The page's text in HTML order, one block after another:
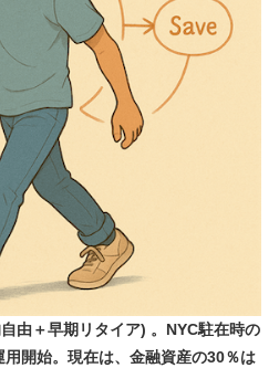
由＋早期リタイア) 。NYC駐在時の
開始。現在は、金融資産の30％は